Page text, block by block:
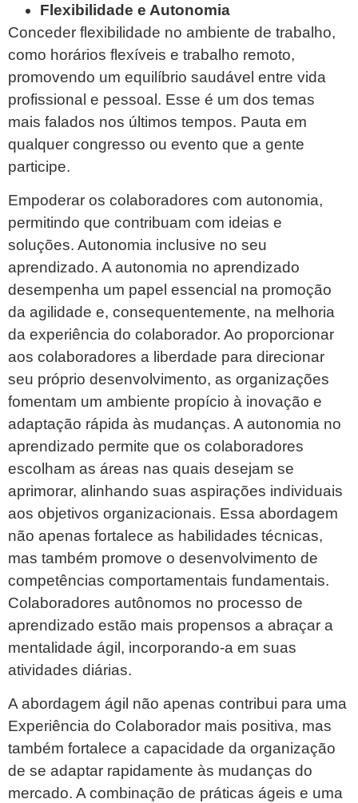
Flexibilidade e Autonomia
Conceder flexibilidade no ambiente de trabalho,
como horários flexíveis e trabalho remoto,
promovendo um equilíbrio saudável entre vida
profissional e pessoal. Esse é um dos temas
mais falados nos últimos tempos. Pauta em
qualquer congresso ou evento que a gente
participe.
Empoderar os colaboradores com autonomia,
permitindo que contribuam com ideias e
soluções. Autonomia inclusive no seu
aprendizado. A autonomia no aprendizado
desempenha um papel essencial na promoção
da agilidade e, consequentemente, na melhoria
da experiência do colaborador. Ao proporcionar
aos colaboradores a liberdade para direcionar
seu próprio desenvolvimento, as organizações
fomentam um ambiente propício à inovação e
adaptação rápida às mudanças. A autonomia no
aprendizado permite que os colaboradores
escolham as áreas nas quais desejam se
aprimorar, alinhando suas aspirações individuais
aos objetivos organizacionais. Essa abordagem
não apenas fortalece as habilidades técnicas,
mas também promove o desenvolvimento de
competências comportamentais fundamentais.
Colaboradores autônomos no processo de
aprendizado estão mais propensos a abraçar a
mentalidade ágil, incorporando-a em suas
atividades diárias.
A abordagem ágil não apenas contribui para uma
Experiência do Colaborador mais positiva, mas
também fortalece a capacidade da organização
de se adaptar rapidamente às mudanças do
mercado. A combinação de práticas ágeis e uma